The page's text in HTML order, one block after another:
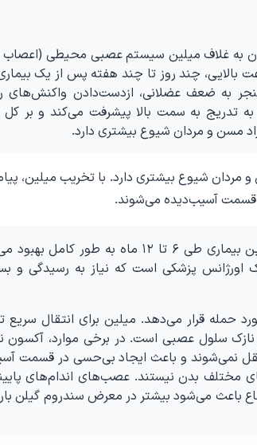
به غلاف میلین سیستم عصبی محیطی (اعصاب
بالایی، چند روز تا چند هفته پس از یک
به ضعف عضلانی، از‌دست‌دادن واکنش‌های
تدریج به سمت بالا پیشرفت می‌کند و بر کل
مسن و مردان شیوع بیشتری دارد.
مردان شیوع بیشتری دارد. با تخریب میلین،
قسمت آسیب‌دیده می‌شوند.
گیلن باره بیماری خود‌محدود‌شونده‌ای است، ۸۵ درصد افراد مبتلا به این بیماری طی ۶ تا ۱۲
اورژانس پزشکی است که نیاز به رسیدگی و
حمله قرار می‌دهد. میلین برای انتقال سریع
سلول عصبی است. در برخی موارد، آکسون
نمی‌شوند و باعث ایجاد بی‌حسی در قسمت
مختلف بدن نیستند. عصب‌های اندام‌های
باعث می‌شود بیشتر در معرض سندروم گیلن